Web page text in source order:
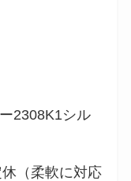
2308K1シル
（柔軟に対応